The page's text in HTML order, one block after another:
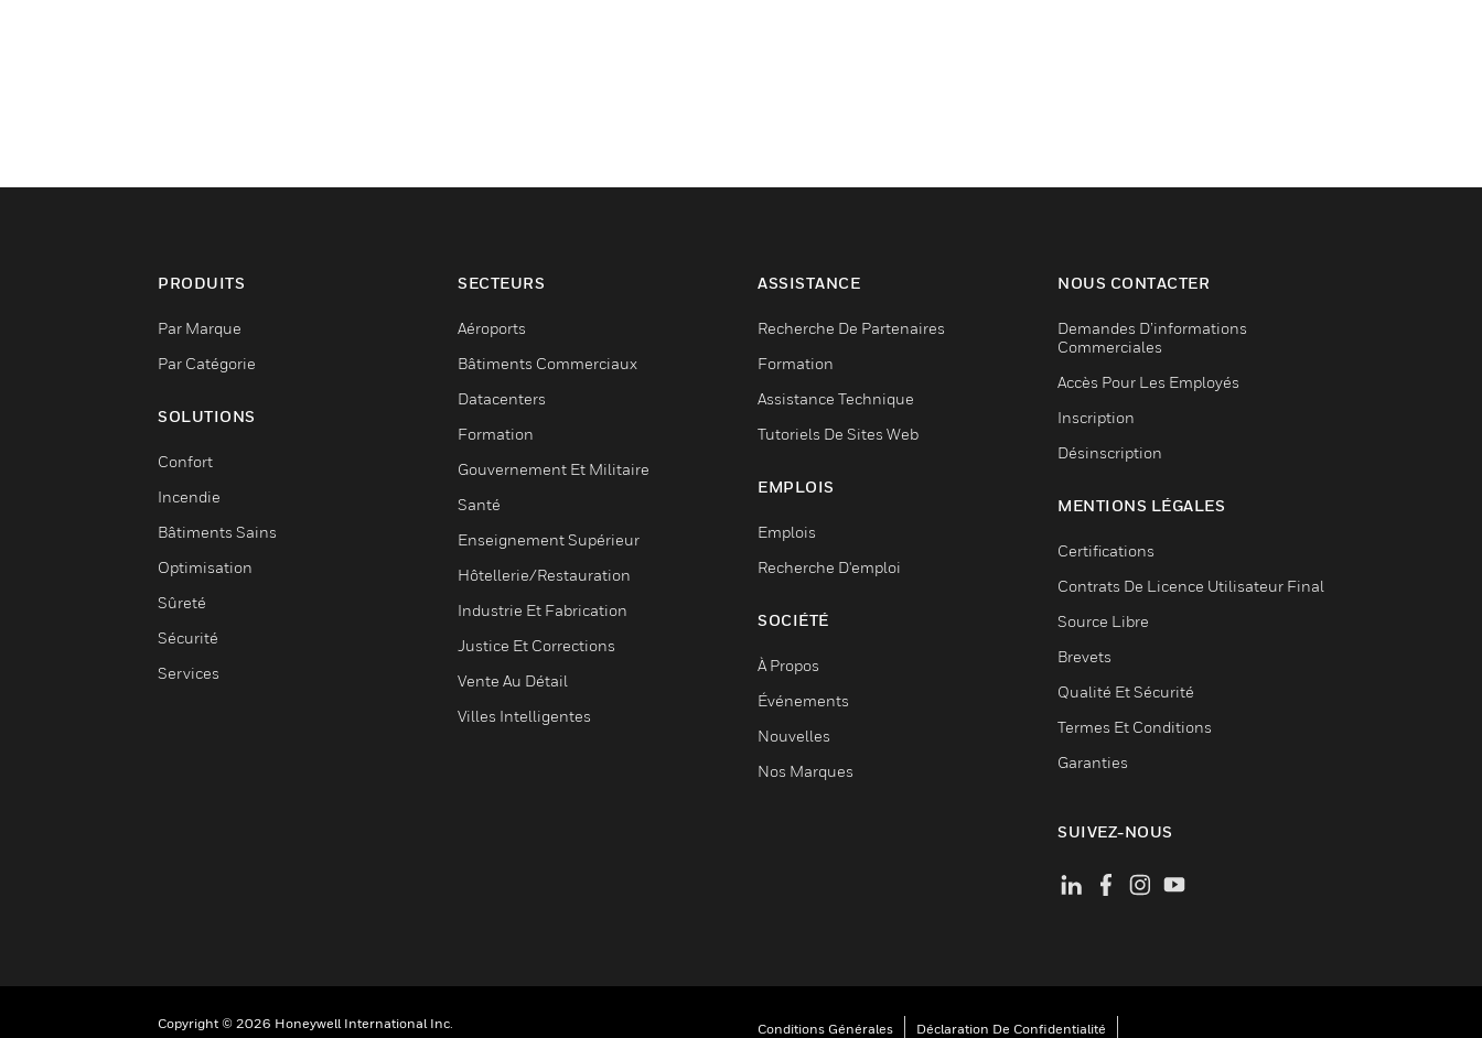
PRODUITS
Par Marque
Par Catégorie
SOLUTIONS
Confort
Incendie
Bâtiments Sains
Optimisation
Sûreté
Sécurité
Services
SECTEURS
Aéroports
Bâtiments Commerciaux
Datacenters
Formation
Gouvernement Et Militaire
Santé
Enseignement Supérieur
Hôtellerie/Restauration
Industrie Et Fabrication
Justice Et Corrections
Vente Au Détail
Villes Intelligentes
ASSISTANCE
Recherche De Partenaires
Formation
Assistance Technique
Tutoriels De Sites Web
EMPLOIS
Emplois
Recherche D'emploi
SOCIÉTÉ
À Propos
Événements
Nouvelles
Nos Marques
NOUS CONTACTER
Demandes D’informations
Commerciales
Accès Pour Les Employés
Inscription
Désinscription
MENTIONS LÉGALES
Certifications
Contrats De Licence Utilisateur Final
Source Libre
Brevets
Qualité Et Sécurité
Termes Et Conditions
Garanties
SUIVEZ-NOUS
Copyright © 2026 Honeywell International Inc. Conditions Générales Déclaration De Confidentialité